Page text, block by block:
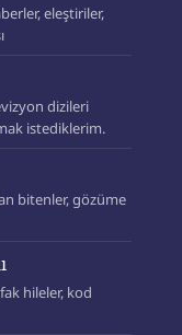
eleştiriler,
dizileri
istediklerim.
bitenler, gözüme
hileler, kod